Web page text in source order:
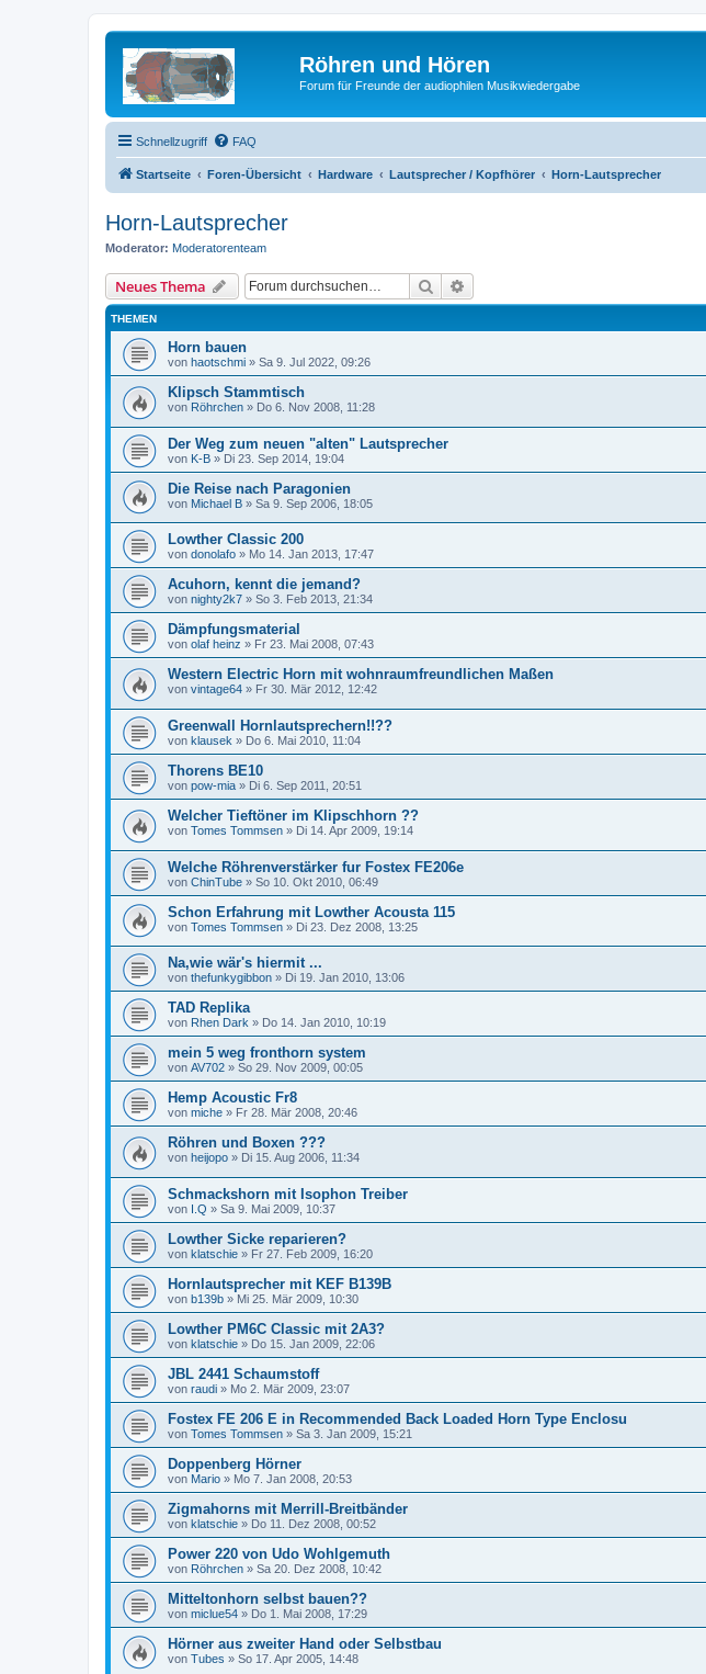
Röhren und Hören
Forum für Freunde der audiophilen Musikwiedergabe
Schnellzugriff FAQ
Startseite Foren-Übersicht Hardware Lautsprecher / Kopfhörer Horn-Lautsprecher
Horn-Lautsprecher
Moderator: Moderatorenteam
Neues Thema Suche
THEMEN
Horn bauen
von haotschmi » Sa 9. Jul 2022, 09:26
Klipsch Stammtisch
von Röhrchen » Do 6. Nov 2008, 11:28
Der Weg zum neuen "alten" Lautsprecher
von K-B » Di 23. Sep 2014, 19:04
Die Reise nach Paragonien
von Michael B » Sa 9. Sep 2006, 18:05
Lowther Classic 200
von donolafo » Mo 14. Jan 2013, 17:47
Acuhorn, kennt die jemand?
von nighty2k7 » So 3. Feb 2013, 21:34
Dämpfungsmaterial
von olaf heinz » Fr 23. Mai 2008, 07:43
Western Electric Horn mit wohnraumfreundlichen Maßen
von vintage64 » Fr 30. Mär 2012, 12:42
Greenwall Hornlautsprechern!!??
von klausek » Do 6. Mai 2010, 11:04
Thorens BE10
von pow-mia » Di 6. Sep 2011, 20:51
Welcher Tieftöner im Klipschhorn ??
von Tomes Tommsen » Di 14. Apr 2009, 19:14
Welche Röhrenverstärker fur Fostex FE206e
von ChinTube » So 10. Okt 2010, 06:49
Schon Erfahrung mit Lowther Acousta 115
von Tomes Tommsen » Di 23. Dez 2008, 13:25
Na,wie wär's hiermit ...
von thefunkygibbon » Di 19. Jan 2010, 13:06
TAD Replika
von Rhen Dark » Do 14. Jan 2010, 10:19
mein 5 weg fronthorn system
von AV702 » So 29. Nov 2009, 00:05
Hemp Acoustic Fr8
von miche » Fr 28. Mär 2008, 20:46
Röhren und Boxen ???
von heijopo » Di 15. Aug 2006, 11:34
Schmackshorn mit Isophon Treiber
von I.Q » Sa 9. Mai 2009, 10:37
Lowther Sicke reparieren?
von klatschie » Fr 27. Feb 2009, 16:20
Hornlautsprecher mit KEF B139B
von b139b » Mi 25. Mär 2009, 10:30
Lowther PM6C Classic mit 2A3?
von klatschie » Do 15. Jan 2009, 22:06
JBL 2441 Schaumstoff
von raudi » Mo 2. Mär 2009, 23:07
Fostex FE 206 E in Recommended Back Loaded Horn Type Enclosu
von Tomes Tommsen » Sa 3. Jan 2009, 15:21
Doppenberg Hörner
von Mario » Mo 7. Jan 2008, 20:53
Zigmahorns mit Merrill-Breitbänder
von klatschie » Do 11. Dez 2008, 00:52
Power 220 von Udo Wohlgemuth
von Röhrchen » Sa 20. Dez 2008, 10:42
Mitteltonhorn selbst bauen??
von miclue54 » Do 1. Mai 2008, 17:29
Hörner aus zweiter Hand oder Selbstbau
von Tubes » So 17. Apr 2005, 14:48